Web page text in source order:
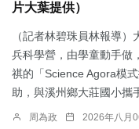
片大葉提供）
（記者林碧珠員林報導
兵科學營，由學童動手做
祺的「Science Agora模
助，與溪州鄉大莊國小攜
周為政 2026年八月